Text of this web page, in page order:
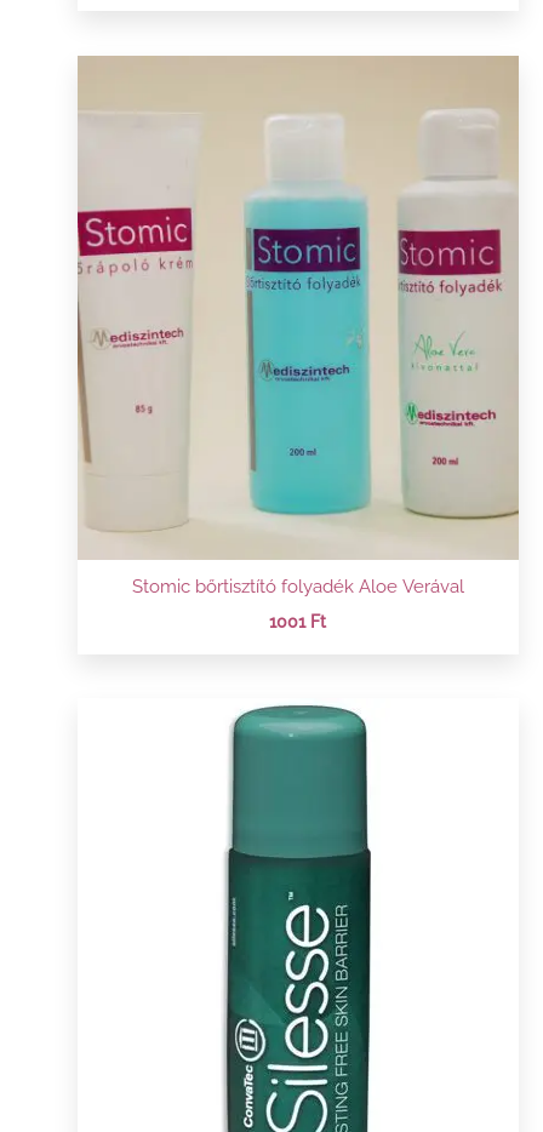
Stomic bőrtisztító folyadék Aloe Verával
1001 Ft